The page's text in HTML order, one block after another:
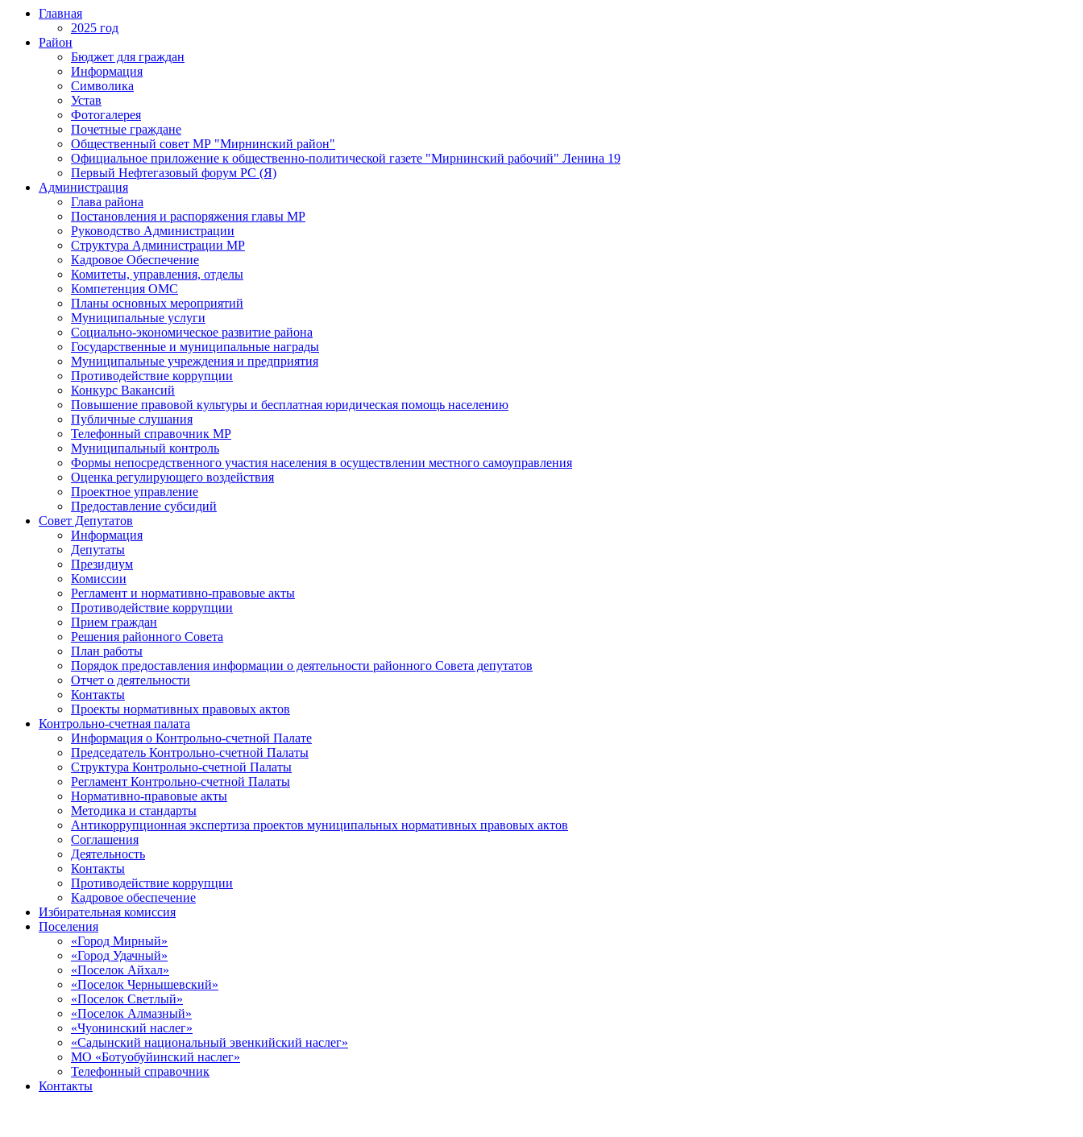
Главная
2025 год
Район
Бюджет для граждан
Информация
Символика
Устав
Фотогалерея
Почетные граждане
Общественный совет МР "Мирнинский район"
Официальное приложение к общественно-политической газете "Мирнинский рабочий" Ленина 19
Первый Нефтегазовый форум РС (Я)
Администрация
Глава района
Постановления и распоряжения главы МР
Руководство Администрации
Структура Администрации МР
Кадровое Обеспечение
Комитеты, управления, отделы
Компетенция ОМС
Планы основных мероприятий
Муниципальные услуги
Социально-экономическое развитие района
Государственные и муниципальные награды
Муниципальные учреждения и предприятия
Противодействие коррупции
Конкурс Вакансий
Повышение правовой культуры и бесплатная юридическая помощь населению
Публичные слушания
Телефонный справочник МР
Муниципальный контроль
Формы непосредственного участия населения в осуществлении местного самоуправления
Оценка регулирующего воздействия
Проектное управление
Предоставление субсидий
Совет Депутатов
Информация
Депутаты
Президиум
Комиссии
Регламент и нормативно-правовые акты
Противодействие коррупции
Прием граждан
Решения районного Совета
План работы
Порядок предоставления информации о деятельности районного Совета депутатов
Отчет о деятельности
Контакты
Проекты нормативных правовых актов
Контрольно-счетная палата
Информация о Контрольно-счетной Палате
Председатель Контрольно-счетной Палаты
Структура Контрольно-счетной Палаты
Регламент Контрольно-счетной Палаты
Нормативно-правовые акты
Методика и стандарты
Антикоррупционная экспертиза проектов муниципальных нормативных правовых актов
Соглашения
Деятельность
Контакты
Противодействие коррупции
Кадровое обеспечение
Избирательная комиссия
Поселения
«Город Мирный»
«Город Удачный»
«Поселок Айхал»
«Поселок Чернышевский»
«Поселок Светлый»
«Поселок Алмазный»
«Чуонинский наслег»
«Садынский национальный эвенкийский наслег»
МО «Ботуобуйинский наслег»
Телефонный справочник
Контакты